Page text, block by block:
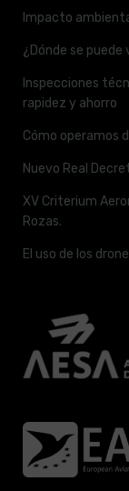
Impacto
¿Dónde se
Inspecciones
rapidez y ahorro
Cómo operamos
Nuevo Real
XV Criterium
Rozas.
El uso de los